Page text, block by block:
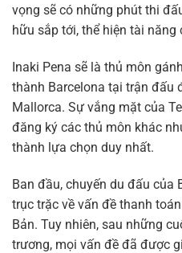
vọng sẽ có những phút thi
hữu sắp tới, thể hiện tài
Inaki Pena sẽ là thủ môn
thành Barcelona tại trận đấu
Mallorca. Sự vắng mặt của
đăng ký các thủ môn khác
thành lựa chọn duy nhất.
Ban đầu, chuyến du đấu của
trục trặc về vấn đề thanh
Bản. Tuy nhiên, sau những
trương, mọi vấn đề đã được